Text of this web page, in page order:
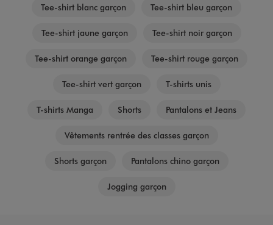
Tee-shirt blanc garçon Tee-shirt bleu garçon
Tee-shirt jaune garçon Tee-shirt noir garçon
Tee-shirt orange garçon Tee-shirt rouge garçon
Tee-shirt vert garçon T-shirts unis
T-shirts Manga Shorts Pantalons et Jeans
Vêtements rentrée des classes garçon
Shorts garçon Pantalons chino garçon
Jogging garçon